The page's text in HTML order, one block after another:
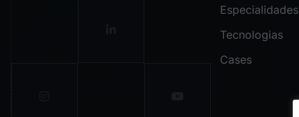
Especialidades
Tecnologias
Cases